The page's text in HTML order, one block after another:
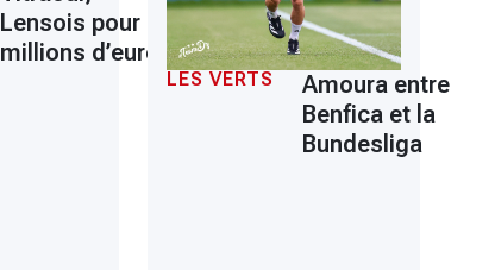
Lensois pour 8
millions d’euros
LES VERTS
Amoura entre
Benfica et la
Bundesliga